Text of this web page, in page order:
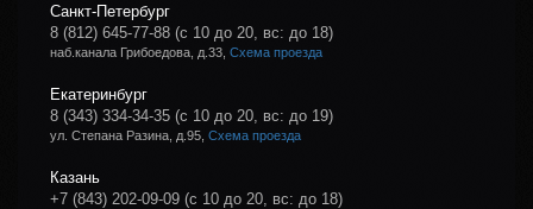
Санкт-Петербург
8 (812) 645-77-88 (с 10 до 20, вс: до 18)
наб.канала Грибоедова, д.33, Схема проезда
Екатеринбург
8 (343) 334-34-35 (с 10 до 20, вс: до 19)
ул. Степана Разина, д.95, Схема проезда
Казань
+7 (843) 202-09-09 (с 10 до 20, вс: до 18)